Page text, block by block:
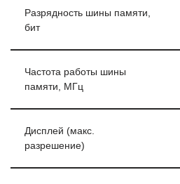
Разрядность шины памяти,
бит
Частота работы шины
памяти, МГц
Дисплей (макс.
разрешение)